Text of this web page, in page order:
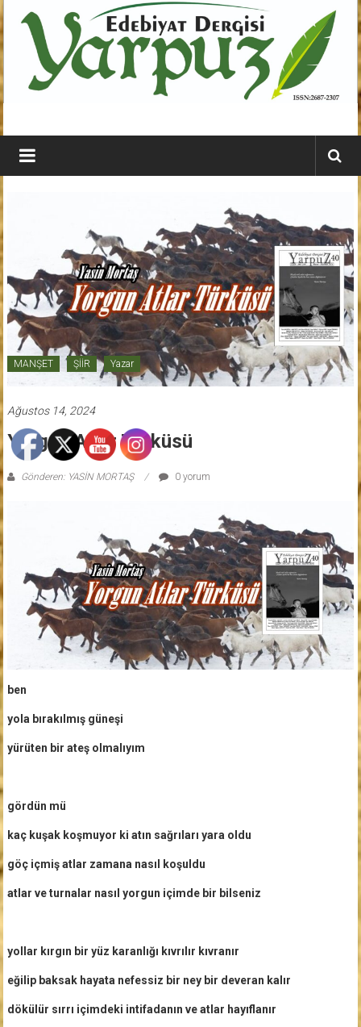
geç
YARPUZ
Edebiyat
Kahramanmaraş'ın
Edebiyat
Dergisi
MANŞET ŞİİR Yazar
Ağustos 14, 2024
Yorgun Atlar Türküsü
Gönderen: YASİN MORTAŞ 0 yorum
ben
yola bırakılmış güneşi
yürüten bir ateş olmalıyım
gördün mü
kaç kuşak koşmuyor ki atın sağrıları yara oldu
göç içmiş atlar zamana nasıl koşuldu
atlar ve turnalar nasıl yorgun içimde bir bilseniz
yollar kırgın bir yüz karanlığı kıvrılır kıvranır
eğilip baksak hayata nefessiz bir ney bir deveran kalır
dökülür sırrı içimdeki intifadanın ve atlar hayıflanır